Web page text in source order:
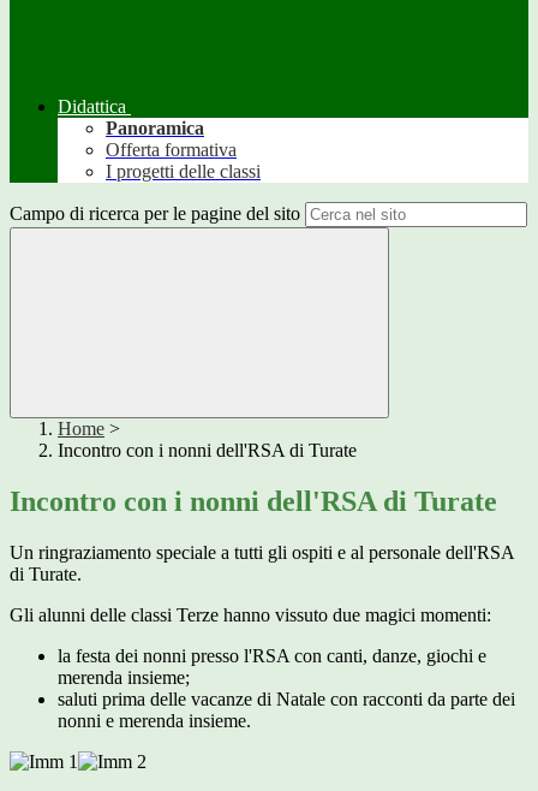
Didattica
Panoramica
Offerta formativa
I progetti delle classi
Campo di ricerca per le pagine del sito
Home >
Incontro con i nonni dell'RSA di Turate
Incontro con i nonni dell'RSA di Turate
Un ringraziamento speciale a tutti gli ospiti e al personale dell'RSA
di Turate.
Gli alunni delle classi Terze hanno vissuto due magici momenti:
la festa dei nonni presso l'RSA con canti, danze, giochi e
merenda insieme;
saluti prima delle vacanze di Natale con racconti da parte dei
nonni e merenda insieme.